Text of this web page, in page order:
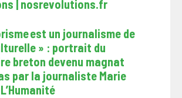
| nosrevolutions.fr
est un journalisme de
» : portrait du
breton devenu magnat
par la journaliste Marie